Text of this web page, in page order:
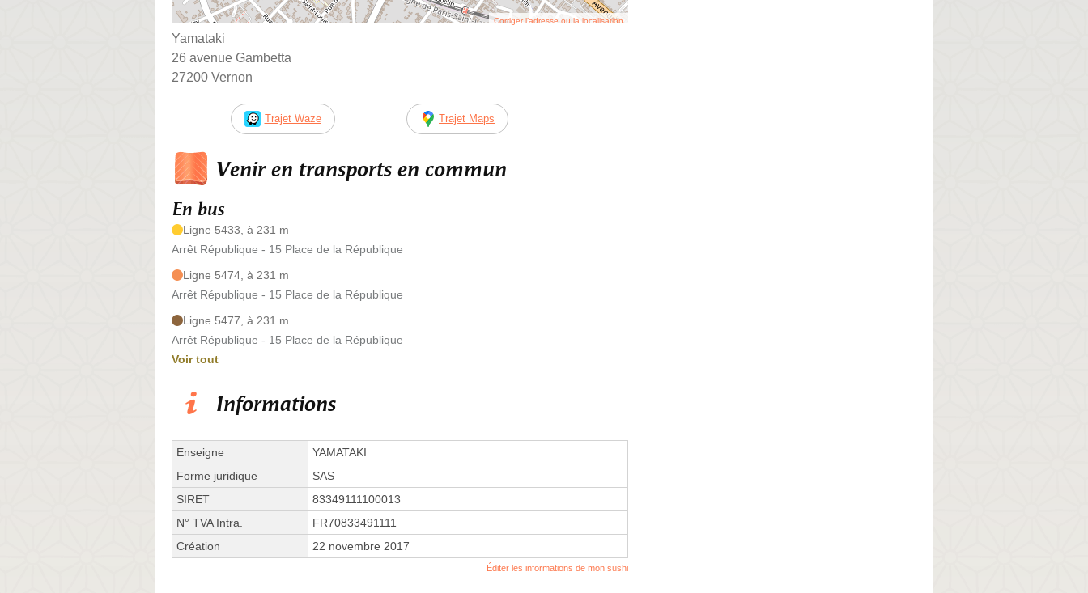
Corriger l’adresse ou la localisation
Yamataki
26 avenue Gambetta
27200 Vernon
Trajet Waze Trajet Maps
Venir en transports en commun
En bus
Ligne 5433, à 231 m
Arrêt République - 15 Place de la République
Ligne 5474, à 231 m
Arrêt République - 15 Place de la République
Ligne 5477, à 231 m
Arrêt République - 15 Place de la République
Voir tout
Informations
Enseigne
YAMATAKI
Forme juridique
SAS
SIRET
83349111100013
N° TVA Intra.
FR70833491111
Création
22 novembre 2017
Éditer les informations de mon sushi